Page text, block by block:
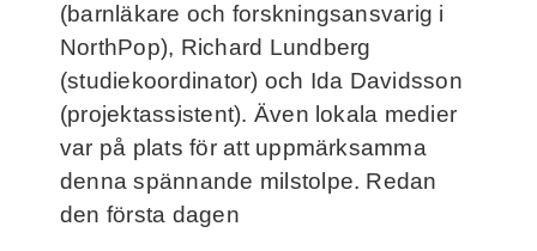
(barnläkare och forskningsansvarig i
NorthPop), Richard Lundberg
(studiekoordinator) och Ida Davidsson
(projektassistent). Även lokala medier
var på plats för att uppmärksamma
denna spännande milstolpe. Redan
den första dagen